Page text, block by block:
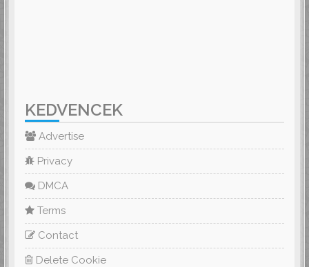
KEDVENCEK
Advertise
Privacy
DMCA
Terms
Contact
Delete Cookie